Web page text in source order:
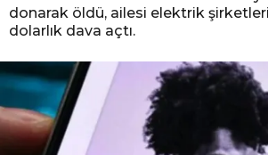
donarak öldü, ailesi elektrik
dolarlık dava açtı.